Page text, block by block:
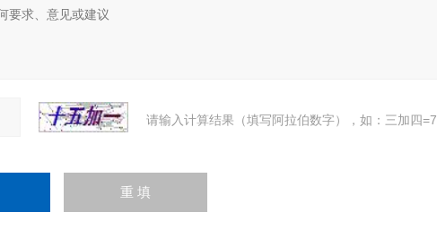
请输入计算结果（填写阿拉伯数字），如：三加四=7